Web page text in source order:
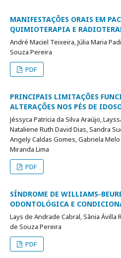
MANIFESTAÇÕES ORAIS EM
QUIMIOTERAPIA E
André Maciel Teixeira, Júlia Maria
Souza Pereira
PDF
PRINCIPAIS LIMITAÇÕES
ALTERAÇÕES NOS PÉS DE
Jéssyca Patricia da Silva Araújo,
Nataliene Ruth David Dias, Sandra
Angely Caldas Gomes, Gabriela
Miranda Lima
PDF
SÍNDROME DE WILLIAMS-
ODONTOLÓGICA E
Lays de Andrade Cabral, Sânia Ávilla
de Souza Pereira
PDF